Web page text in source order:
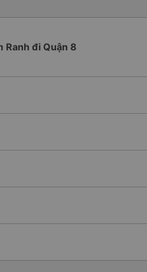
Ranh đi Quận 8